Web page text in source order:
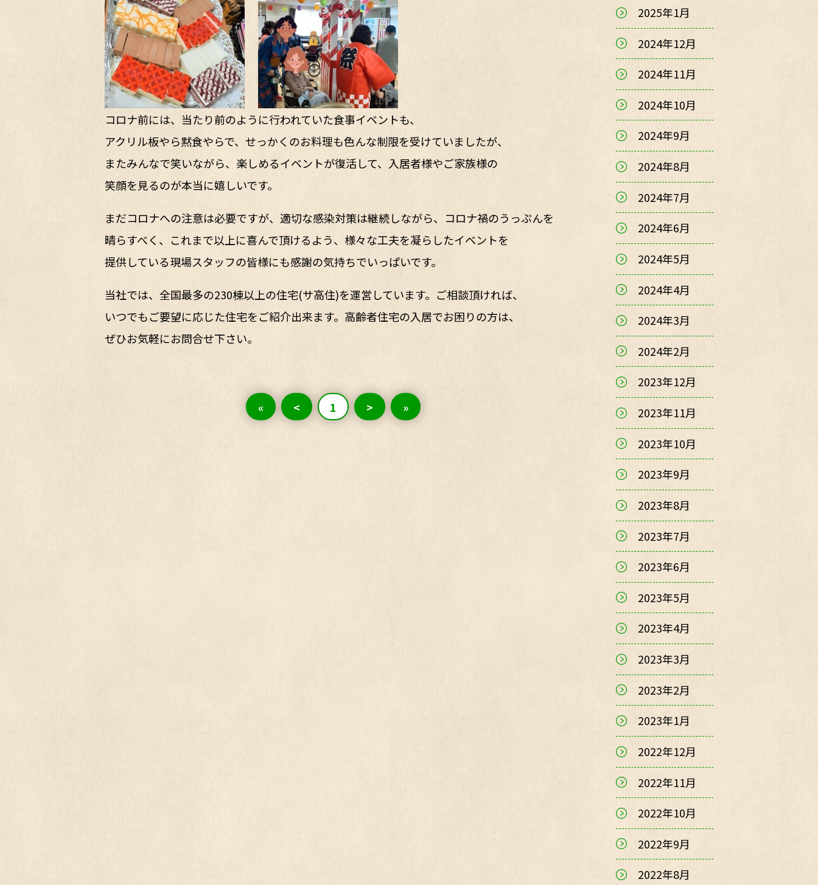
コロナ前には、当たり前のように行われていた食事イベントも、
アクリル板やら黙食やらで、せっかくのお料理も色んな制限を受けていましたが、
またみんなで笑いながら、楽しめるイベントが復活して、入居者様やご家族様の
笑顔を見るのが本当に嬉しいです。
まだコロナへの注意は必要ですが、適切な感染対策は継続しながら、コロナ禍のうっぷんを
晴らすべく、これまで以上に喜んで頂けるよう、様々な工夫を凝らしたイベントを
提供している現場スタッフの皆様にも感謝の気持ちでいっぱいです。
当社では、全国最多の230棟以上の住宅(サ高住)を運営しています。ご相談頂ければ、
いつでもご要望に応じた住宅をご紹介出来ます。高齢者住宅の入居でお困りの方は、
ぜひお気軽にお問合せ下さい。
« < 1 > »
2025年1月
2024年12月
2024年11月
2024年10月
2024年9月
2024年8月
2024年7月
2024年6月
2024年5月
2024年4月
2024年3月
2024年2月
2023年12月
2023年11月
2023年10月
2023年9月
2023年8月
2023年7月
2023年6月
2023年5月
2023年4月
2023年3月
2023年2月
2023年1月
2022年12月
2022年11月
2022年10月
2022年9月
2022年8月